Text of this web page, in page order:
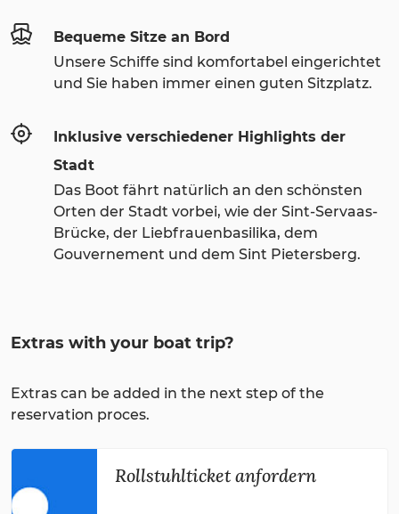
Bequeme Sitze an Bord
Unsere Schiffe sind komfortabel eingerichtet
und Sie haben immer einen guten Sitzplatz.
Inklusive verschiedener Highlights der
Stadt
Das Boot fährt natürlich an den schönsten
Orten der Stadt vorbei, wie der Sint-Servaas-
Brücke, der Liebfrauenbasilika, dem
Gouvernement und dem Sint Pietersberg.
Extras with your boat trip?
Extras can be added in the next step of the
reservation proces.
Rollstuhlticket anfordern